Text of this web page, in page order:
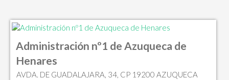
Administración nº1 de Azuqueca de
Henares
AVDA. DE GUADALAJARA, 34, CP 19200 AZUQUECA